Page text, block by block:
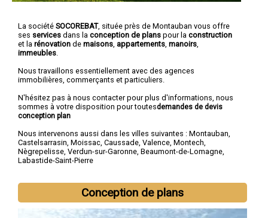
La société SOCOREBAT, située près de Montauban vous offre
ses services dans la conception de plans pour la construction
et la rénovation de maisons appartements manoirs
immeubles
Nous travaillons essentiellement avec des agences
immobilières, commerçants et particuliers.
N'hésitez pas à nous contacter pour plus d'informations, nous
sommes à votre disposition pour toutesdemandes de devis
conception plan
Nous intervenons aussi dans les villes suivantes : Montauban
Castelsarrasin Moissac Caussade Valence Montech
Nègrepelisse Verdun-sur-Garonne Beaumont-de-Lomagne
Labastide-Saint-Pierre
Conception de plans